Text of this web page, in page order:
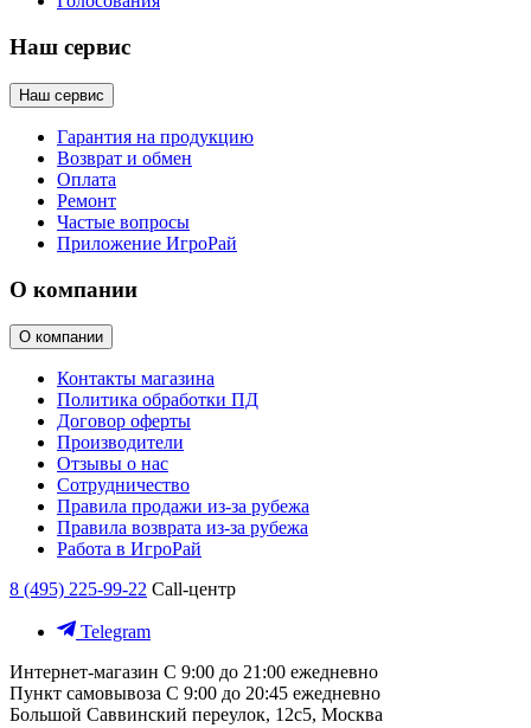
Наш сервис
Наш сервис
Гарантия на продукцию
Возврат и обмен
Оплата
Ремонт
Частые вопросы
Приложение ИгроРай
О компании
О компании
Контакты магазина
Политика обработки ПД
Договор оферты
Производители
Отзывы о нас
Сотрудничество
Правила продажи из-за рубежа
Правила возврата из-за рубежа
Работа в ИгроРай
8 (495) 225-99-22 Call-центр
Telegram
Интернет-магазин С 9:00 до 21:00 ежедневно
Пункт самовывоза С 9:00 до 20:45 ежедневно
Большой Саввинский переулок, 12с5, Москва